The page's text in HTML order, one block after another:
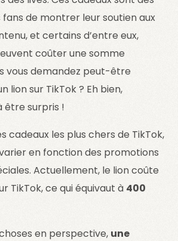
de montrer leur soutien aux
et certains d’entre eux,
coûter une somme
vous demandez peut-être
lion sur TikTok ? Eh bien,
être surpris !
cadeaux les plus chers de TikTok,
en fonction des promotions
Actuellement, le lion coûte
TikTok, ce qui équivaut à 400
en perspective, une